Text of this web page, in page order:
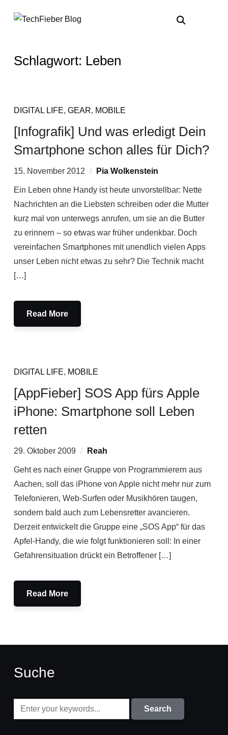
Schlagwort: Leben
DIGITAL LIFE, GEAR, MOBILE
[Infografik] Und was erledigt Dein
Smartphone schon alles für Dich?
15. November 2012 Pia Wolkenstein
Ein Leben ohne Handy ist heute unvorstellbar: Nette
Nachrichten an die Liebsten schreiben oder die Mutter
kurz mal von unterwegs anrufen, um sie an die Butter
zu erinnern – so etwas war früher undenkbar. Doch
vereinfachen Smartphones mit unendlich vielen Apps
unser Leben nicht etwas zu sehr? Die Technik macht
[…]
Read More
DIGITAL LIFE, MOBILE
[AppFieber] SOS App fürs Apple
iPhone: Smartphone soll Leben
retten
29. Oktober 2009 Reah
Geht es nach einer Gruppe von Programmierern aus
Aachen, soll das iPhone von Apple nicht mehr nur zum
Telefonieren, Web-Surfen oder Musikhören taugen,
sondern bald auch zum Lebensretter avancieren.
Derzeit entwickelt die Gruppe eine „SOS App“ für das
Apfel-Handy, die wie folgt funktionieren soll: In einer
Gefahrensituation drückt ein Betroffener […]
Read More
Suche